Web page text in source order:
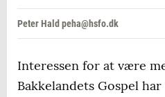
Peter Hald peha@hsfo.dk
Interessen for at være
Bakkelandets Gospel